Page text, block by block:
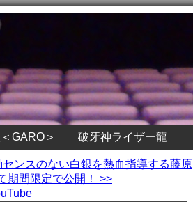
GARO＞ 破牙神ライザー龍
ンスのない白銀を熱血指導する藤原
期間限定で公開！ >>